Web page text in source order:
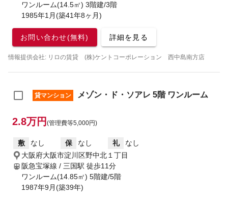
ワンルーム(14.5㎡) 3階建/3階
1985年1月(築41年8ヶ月)
お問い合わせ(無料) 詳細を見る
情報提供会社: リロの賃貸 (株)ケントコーポレーション 西中島南方店
貸マンション メゾン・ド・ソアレ 5階 ワンルーム
2.8万円 (管理費等5,000円)
敷 なし 保 なし 礼
なし
大阪府大阪市淀川区野中北１丁目
阪急宝塚線 / 三国駅 徒歩11分
ワンルーム(14.85㎡) 5階建/5階
1987年9月(築39年)